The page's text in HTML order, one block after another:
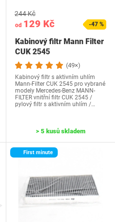
od 129 Kč
244 Kč
-47 %
Kabinový filtr Mann Filter
CUK 2545
(49×)
Kabinový filtr s aktivním uhlím
Mann-Filter CUK 2545 pro vybrané
modely Mercedes-Benz MANN-
FILTER vnitřní filtr CUK 2545 /
pylový filtr s aktivním uhlím /…
> 5 kusů skladem
First minute